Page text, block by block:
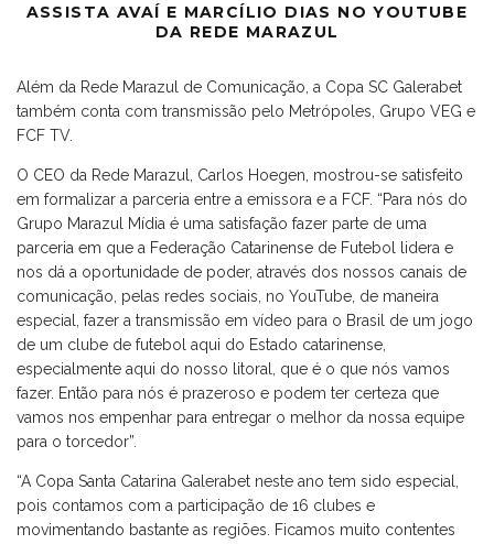
ASSISTA AVAÍ E MARCÍLIO DIAS NO YOUTUBE
DA REDE MARAZUL
Além da Rede Marazul de Comunicação, a Copa SC Galerabet
também conta com transmissão pelo Metrópoles, Grupo VEG e
FCF TV.
O CEO da Rede Marazul, Carlos Hoegen, mostrou-se satisfeito
em formalizar a parceria entre a emissora e a FCF. “Para nós do
Grupo Marazul Mídia é uma satisfação fazer parte de uma
parceria em que a Federação Catarinense de Futebol lidera e
nos dá a oportunidade de poder, através dos nossos canais de
comunicação, pelas redes sociais, no YouTube, de maneira
especial, fazer a transmissão em vídeo para o Brasil de um jogo
de um clube de futebol aqui do Estado catarinense,
especialmente aqui do nosso litoral, que é o que nós vamos
fazer. Então para nós é prazeroso e podem ter certeza que
vamos nos empenhar para entregar o melhor da nossa equipe
para o torcedor”.
“A Copa Santa Catarina Galerabet neste ano tem sido especial,
pois contamos com a participação de 16 clubes e
movimentando bastante as regiões. Ficamos muito contentes